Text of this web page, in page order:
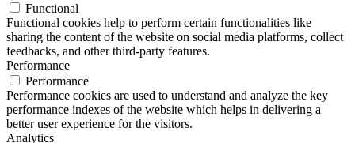
Functional
Functional cookies help to perform certain functionalities like
sharing the content of the website on social media platforms, collect
feedbacks, and other third-party features.
Performance
Performance
Performance cookies are used to understand and analyze the key
performance indexes of the website which helps in delivering a
better user experience for the visitors.
Analytics